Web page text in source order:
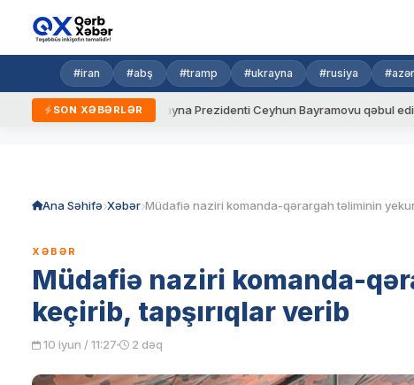
#iran #abş #tramp #ukrayna #rusiya
SON XƏBƏRLƏR
qaydalar Ukrayna Prezidenti Ceyhun Bayramovu qəbul edib
Ana Səhifə Xəbər
XƏBƏR
Müdafiə naziri komanda-
keçirib, tapşırıqlar verib
10 iyun / 11:27 2 dəq